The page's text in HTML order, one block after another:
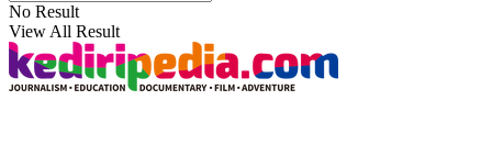
No Result
View All Result